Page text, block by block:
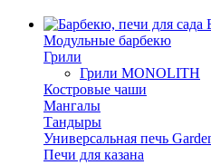
Модульные барбекю
Грили
Грили MONOLITH
Костровые чаши
Мангалы
Тандыры
Универсальная печь
Печи для казана